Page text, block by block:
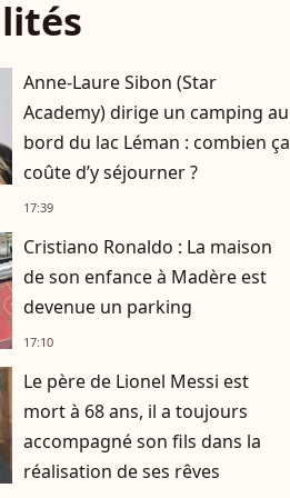
Anne-Laure Sibon (Star
Academy) dirige un camping au
bord du lac Léman : combien ça
coûte d’y séjourner ?
17:39
Cristiano Ronaldo : La maison
de son enfance à Madère est
devenue un parking
17:10
Le père de Lionel Messi est
mort à 68 ans, il a toujours
accompagné son fils dans la
réalisation de ses rêves